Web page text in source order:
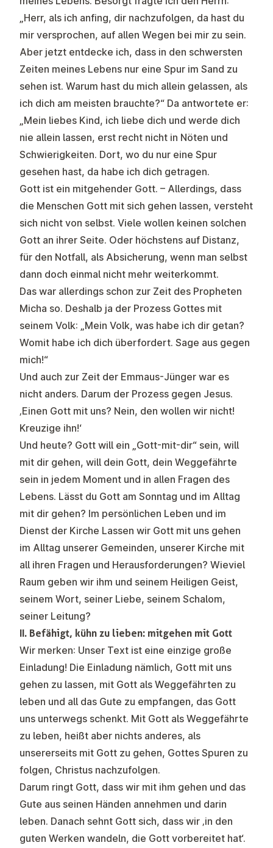
„Herr, als ich anfing, dir nachzufolgen, da hast du
mir versprochen, auf allen Wegen bei mir zu sein.
Aber jetzt entdecke ich, dass in den schwersten
Zeiten meines Lebens nur eine Spur im Sand zu
sehen ist. Warum hast du mich allein gelassen, als
ich dich am meisten brauchte?“ Da antwortete er:
„Mein liebes Kind, ich liebe dich und werde dich
nie allein lassen, erst recht nicht in Nöten und
Schwierigkeiten. Dort, wo du nur eine Spur
gesehen hast, da habe ich dich getragen.
Gott ist ein mitgehender Gott. – Allerdings, dass
die Menschen Gott mit sich gehen lassen, versteht
sich nicht von selbst. Viele wollen keinen solchen
Gott an ihrer Seite. Oder höchstens auf Distanz,
für den Notfall, als Absicherung, wenn man selbst
dann doch einmal nicht mehr weiterkommt.
Das war allerdings schon zur Zeit des Propheten
Micha so. Deshalb ja der Prozess Gottes mit
seinem Volk: „Mein Volk, was habe ich dir getan?
Womit habe ich dich überfordert. Sage aus gegen
mich!“
Und auch zur Zeit der Emmaus-Jünger war es
nicht anders. Darum der Prozess gegen Jesus.
‚Einen Gott mit uns? Nein, den wollen wir nicht!
Kreuzige ihn!‘
Und heute? Gott will ein „Gott-mit-dir“ sein, will
mit dir gehen, will dein Gott, dein Weggefährte
sein in jedem Moment und in allen Fragen des
Lebens. Lässt du Gott am Sonntag und im Alltag
mit dir gehen? Im persönlichen Leben und im
Dienst der Kirche Lassen wir Gott mit uns gehen
im Alltag unserer Gemeinden, unserer Kirche mit
all ihren Fragen und Herausforderungen? Wieviel
Raum geben wir ihm und seinem Heiligen Geist,
seinem Wort, seiner Liebe, seinem Schalom,
seiner Leitung?
II. Befähigt, kühn zu lieben: mitgehen mit Gott
Wir merken: Unser Text ist eine einzige große
Einladung! Die Einladung nämlich, Gott mit uns
gehen zu lassen, mit Gott als Weggefährten zu
leben und all das Gute zu empfangen, das Gott
uns unterwegs schenkt. Mit Gott als Weggefährte
zu leben, heißt aber nichts anderes, als
unsererseits mit Gott zu gehen, Gottes Spuren zu
folgen, Christus nachzufolgen.
Darum ringt Gott, dass wir mit ihm gehen und das
Gute aus seinen Händen annehmen und darin
leben. Danach sehnt Gott sich, dass wir ‚in den
guten Werken wandeln, die Gott vorbereitet hat‘.